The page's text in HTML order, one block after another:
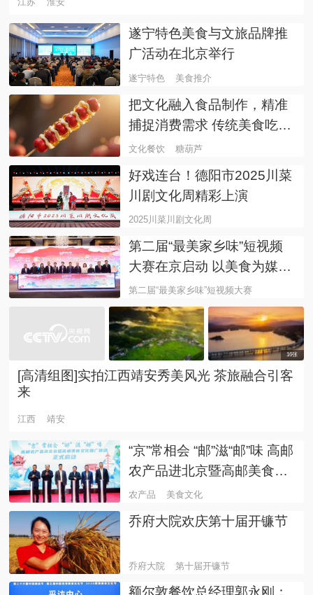
遂宁特色美食与文旅品牌推
广活动在北京举行
遂宁特色 美食推介
把文化融入食品制作，精准
捕捉消费需求 传统美食吃出
新滋味
文化餐饮 糖葫芦
好戏连台！德阳市2025川菜
川剧文化周精彩上演
2025川菜川剧文化周
第二届“最美家乡味”短视频
大赛在京启动 以美食为媒讲
述中国故事
第二届“最美家乡味”短视频大赛
16张
[高清组图]实拍江西靖安秀美风光 茶旅融合引客
来
江西 靖安
“京”常相会 “邮”滋“邮”味 高邮
农产品进北京暨高邮美食文
化推广活动在京成功举办
农产品 美食文化
乔府大院欢庆第十届开镰节
乔府大院 第十届开镰节